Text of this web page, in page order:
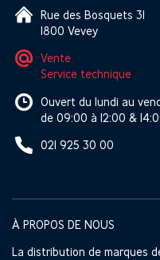
Rue des Bosquets 31
1800 Vevey
Vente
Service technique
Ouvert du lundi au
de 09:00 à 12:00 &
021 925 30 00
À PROPOS DE NOUS
La distribution de marques